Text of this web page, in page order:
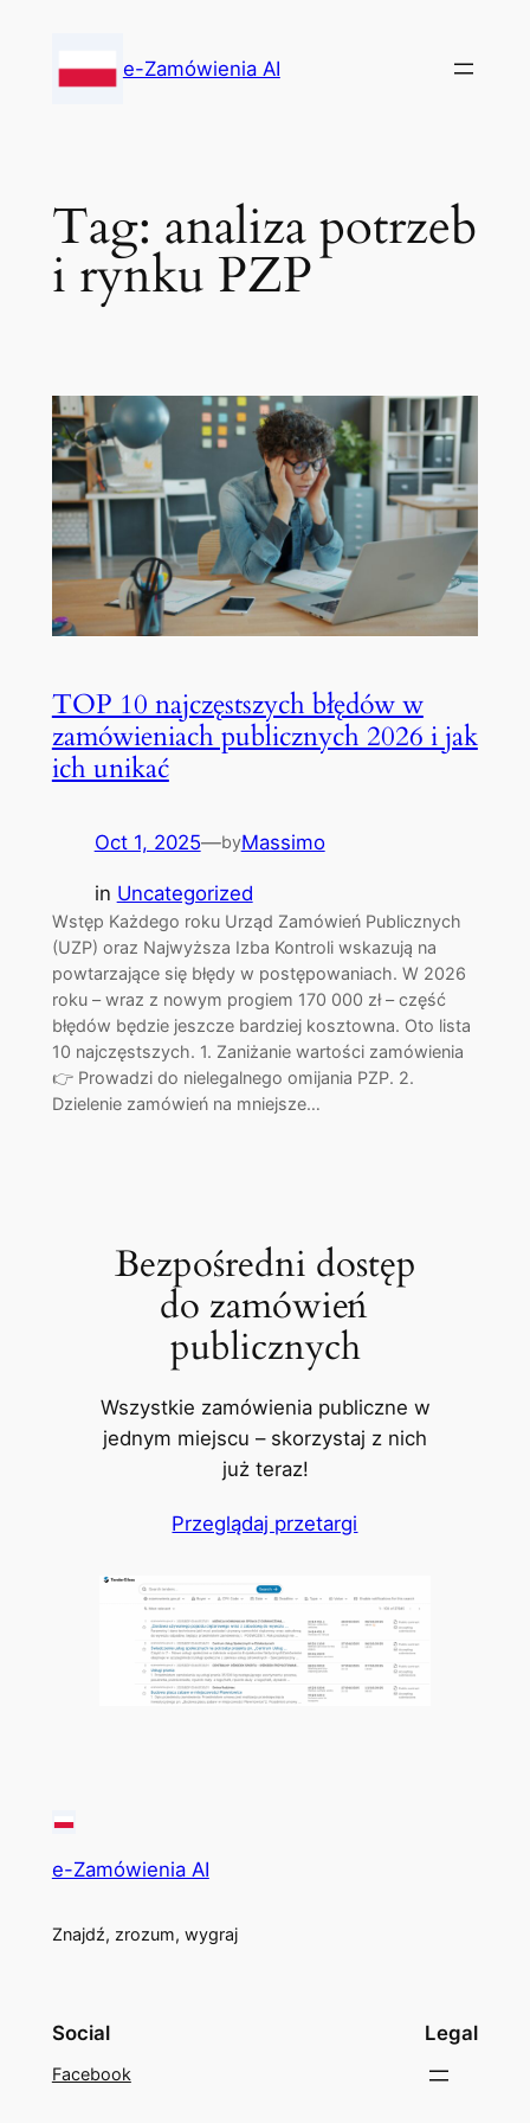
content
e-Zamówienia AI
Tag: analiza potrzeb
i rynku PZP
TOP 10 najczęstszych błędów w
zamówieniach publicznych 2026 i jak
ich unikać
Oct 1, 2025—byMassimo
in Uncategorized
Wstęp Każdego roku Urząd Zamówień Publicznych
(UZP) oraz Najwyższa Izba Kontroli wskazują na
powtarzające się błędy w postępowaniach. W 2026
roku – wraz z nowym progiem 170 000 zł – część
błędów będzie jeszcze bardziej kosztowna. Oto lista
10 najczęstszych. 1. Zaniżanie wartości zamówienia
👉 Prowadzi do nielegalnego omijania PZP. 2.
Dzielenie zamówień na mniejsze…
Bezpośredni dostęp
do zamówień
publicznych
Wszystkie zamówienia publiczne w
jednym miejscu – skorzystaj z nich
już teraz!
Przeglądaj przetargi
e-Zamówienia AI
Znajdź, zrozum, wygraj
Social
Facebook
Legal